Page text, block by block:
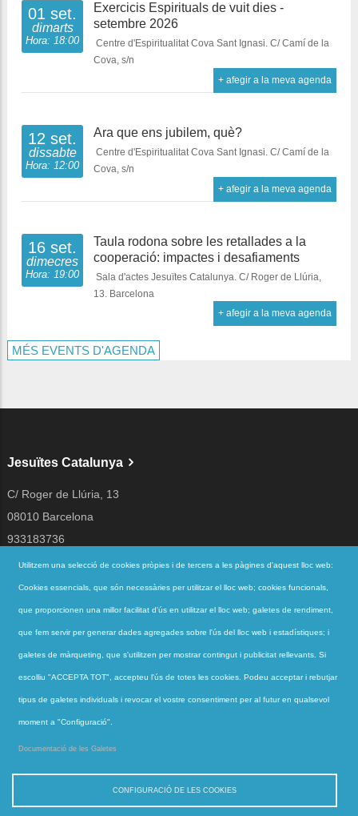
01 set.
dimarts
Hora: 18:00
Exercicis Espirituals de vuit dies -
setembre 2026
Centre d'Espiritualitat Cova Sant Ignasi. C/ Camí de la
Cova, s/n
+ afegir a la meva agenda
12 set.
dissabte
Hora: 12:00
Ara que ens jubilem, què?
Centre d'Espiritualitat Cova Sant Ignasi. C/ Camí de la
Cova, s/n
+ afegir a la meva agenda
16 set.
dimecres
Hora: 19:00
Taula rodona sobre les retallades a la
cooperació: impactes i desafiaments
Sala d'actes Jesuïtes Catalunya. C/ Roger de Llúria,
13. Barcelona
+ afegir a la meva agenda
MÉS EVENTS D'AGENDA
Jesuïtes Catalunya
C/ Roger de Llúria, 13
08010 Barcelona
933183736
jesuites@jesuites.net
Segueix-nos a
QUI SOM
QUÈ FEM
ACTUALITAT
Utilitzem una selecció de cookies pròpies i de tercers a les pàgines d'aquest lloc web:
Cookies essencials, que són necessàries per utilitzar el lloc web; cookies funcionals,
que proporcionen una millor facilitat d'ús en utilitzar el lloc web; galetes de rendiment,
que fem servir per generar dades agregades sobre l'ús del lloc web i estadístiques; i
galetes de màrqueting, que s'utilitzen per mostrar contingut i publicitat rellevants. Si
escolliu "ACCEPTA TOT", accepteu l'ús de totes les cookies. Podeu acceptar i rebutjar
tipus de galetes individuals i revocar el vostre consentiment per al futur en qualsevol
moment a "Configuració".
Documentació de les Galetes
CONFIGURACIÓ DE LES COOKIES